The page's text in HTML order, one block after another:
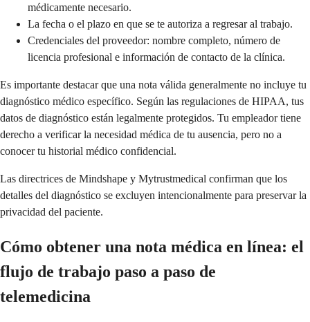
médicamente necesario.
La fecha o el plazo en que se te autoriza a regresar al trabajo.
Credenciales del proveedor: nombre completo, número de
licencia profesional e información de contacto de la clínica.
Es importante destacar que una nota válida generalmente no incluye tu
diagnóstico médico específico. Según las regulaciones de HIPAA, tus
datos de diagnóstico están legalmente protegidos. Tu empleador tiene
derecho a verificar la necesidad médica de tu ausencia, pero no a
conocer tu historial médico confidencial.
Las directrices de Mindshape y Mytrustmedical confirman que los
detalles del diagnóstico se excluyen intencionalmente para preservar la
privacidad del paciente.
Cómo obtener una nota médica en línea: el
flujo de trabajo paso a paso de
telemedicina